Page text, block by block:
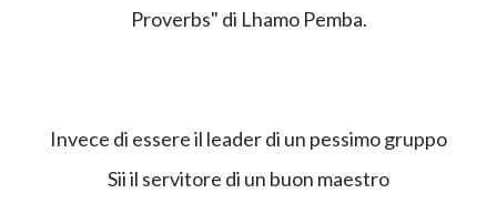
Proverbs" di Lhamo Pemba.
Invece di essere il leader di un pessimo gruppo
Sii il servitore di un buon maestro